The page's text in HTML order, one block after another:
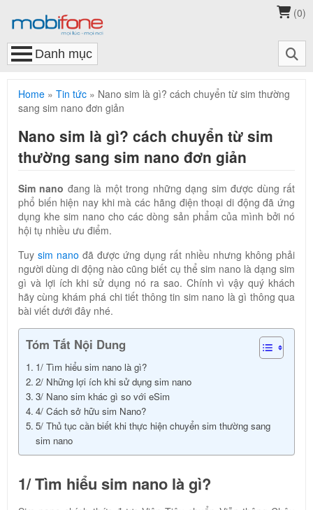
(0)
Home » Tin tức » Nano sim là gì? cách chuyển từ sim thường
sang sim nano đơn giản
Nano sim là gì? cách chuyển từ sim
thường sang sim nano đơn giản
Sim nano đang là một trong những dạng sim được dùng rất
phổ biến hiện nay khi mà các hãng điện thoại di động đã ứng
dụng khe sim nano cho các dòng sản phẩm của mình bởi nó
hội tụ nhiều ưu điểm.
Tuy sim nano đã được ứng dụng rất nhiều nhưng không phải
người dùng di động nào cũng biết cụ thể sim nano là dạng sim
gì và lợi ích khi sử dụng nó ra sao. Chính vì vậy quý khách
hãy cùng khám phá chi tiết thông tin sim nano là gì thông qua
bài viết dưới đây nhé.
Tóm Tắt Nội Dung
1/ Tìm hiểu sim nano là gì?
2/ Những lợi ích khi sử dụng sim nano
3/ Nano sim khác gì so với eSim
4/ Cách sở hữu sim Nano?
5/ Thủ tục cần biết khi thực hiện chuyển sim thường sang
sim nano
1/ Tìm hiểu sim nano là gì?